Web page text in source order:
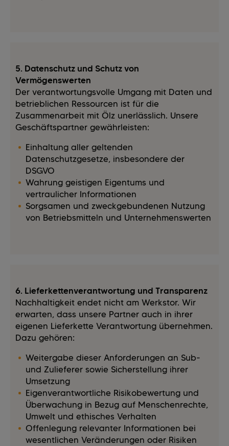
5. Datenschutz und Schutz von
Vermögenswerten
Der verantwortungsvolle Umgang mit Daten und
betrieblichen Ressourcen ist für die
Zusammenarbeit mit Ölz unerlässlich. Unsere
Geschäftspartner gewährleisten:
Einhaltung aller geltenden
Datenschutzgesetze, insbesondere der
DSGVO
Wahrung geistigen Eigentums und
vertraulicher Informationen
Sorgsamen und zweckgebundenen Nutzung
von Betriebsmitteln und Unternehmenswerten
6. Lieferkettenverantwortung und Transparenz
Nachhaltigkeit endet nicht am Werkstor. Wir
erwarten, dass unsere Partner auch in ihrer
eigenen Lieferkette Verantwortung übernehmen.
Dazu gehören:
Weitergabe dieser Anforderungen an Sub-
und Zulieferer sowie Sicherstellung ihrer
Umsetzung
Eigenverantwortliche Risikobewertung und
Überwachung in Bezug auf Menschenrechte,
Umwelt und ethisches Verhalten
Offenlegung relevanter Informationen bei
wesentlichen Veränderungen oder Risiken